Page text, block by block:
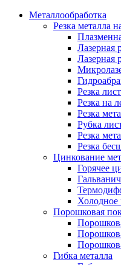
Металлообработка
Резка металла
Лазерная
Лазерная
Резка
Резка на
Резка
Рубка
Резка
Резка
Цинкование
Горячее
Холодное
Порошковая
Гибка металла